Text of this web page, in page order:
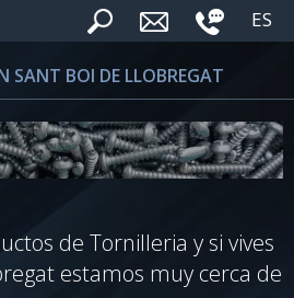
ES
SANT BOI DE LLOBREGAT
de Tornilleria y si vives
estamos muy cerca de